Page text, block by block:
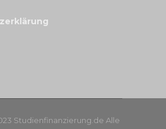
Studienfinanzierung.de Alle